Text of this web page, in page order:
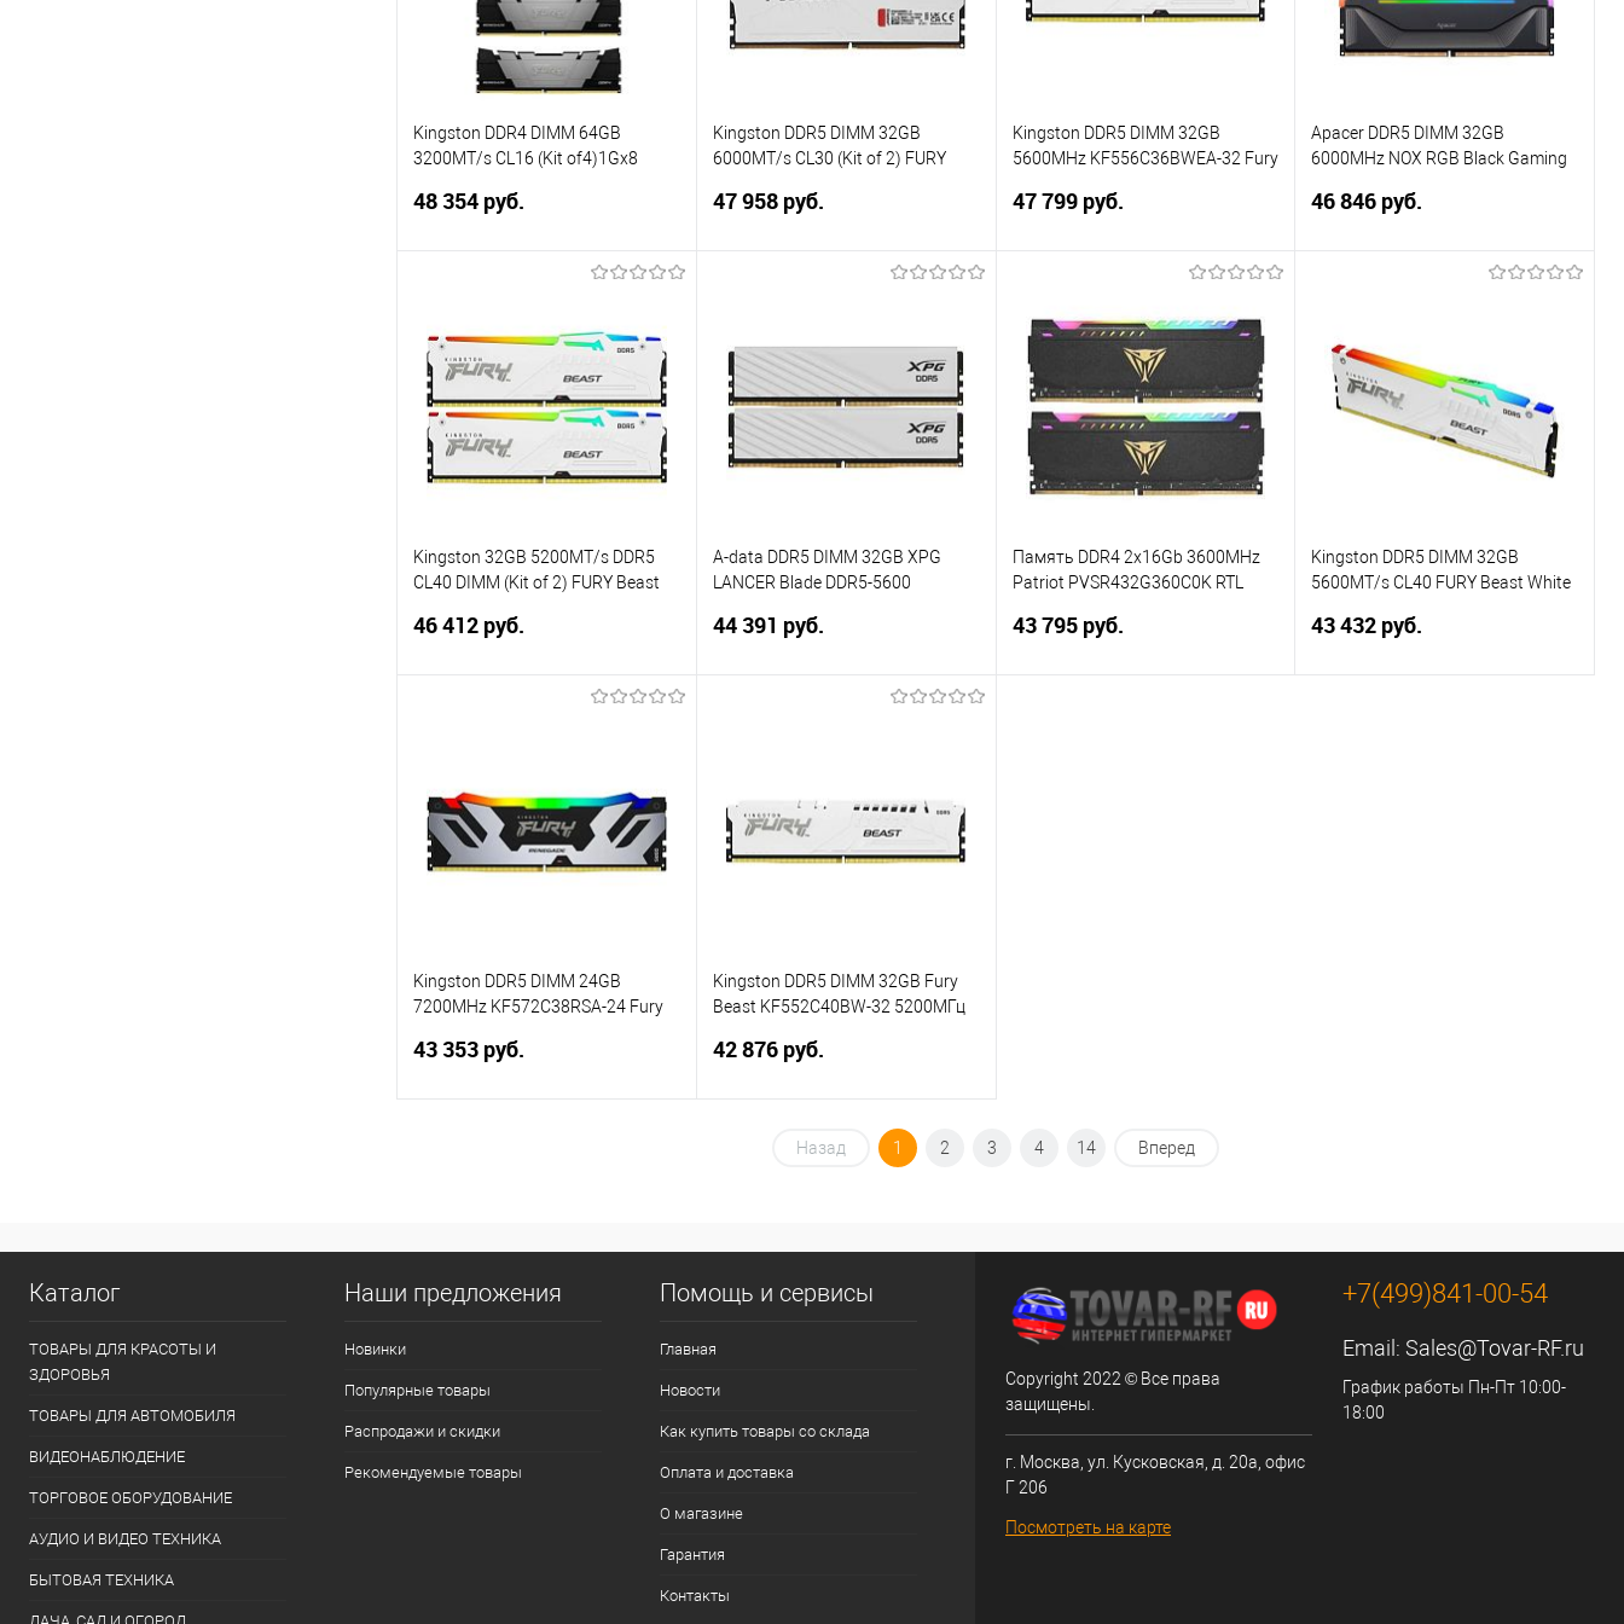
Kingston DDR4 DIMM 64GB
3200MT/s CL16 (Kit of4)1Gx8
48 354 руб.
Купить в 1 клик
Сравнение
В избранное
Kingston DDR5 DIMM 32GB
6000MT/s CL30 (Kit of 2) FURY
(KF560C30BWEK2-32)
47 958 руб.
Купить в 1 клик
Сравнение
В избранное
Kingston DDR5 DIMM 32GB
5600MHz KF556C36BWEA-32 Fury
PC5-44800 CL36 288-pin 1.25В kit
47 799 руб.
Купить в 1 клик
В избранное
Apacer DDR5 DIMM 32GB
6000MHz NOX RGB Black Gaming
(Retail) 2048*8 Heat Sink (Retail) 3
46 846 руб.
Купить в 1 клик
В избранное
Kingston 32GB 5200MT/s DDR5
CL40 DIMM (Kit of 2) FURY Beast
KF552C40BWAK2-32
46 412 руб.
Купить в 1 клик
Сравнение
В избранное
A-data DDR5 DIMM 32GB XPG
LANCER Blade DDR5-5600
CL46, 1.1V K2*16GB WHITE
44 391 руб.
В избранное
Память DDR4 2x16Gb 3600MHz
Patriot PVSR432G360C0K RTL
288-pin 1.35В dual rank
43 795 руб.
Kingston DDR5 DIMM 32GB
5600MT/s CL40 FURY Beast White
43 432 руб.
Kingston DDR5 DIMM 24GB
7200MHz KF572C38RSA-24 Fury
Gaming PC5-57600 CL38 288-pin
43 353 руб.
В избранное
Kingston DDR5 DIMM 32GB Fury
Beast KF552C40BW-32 5200МГц
42 876 руб.
В корзину
В избранное
Назад 1 2 3 4 14 Вперед
Каталог
ТОВАРЫ ДЛЯ КРАСОТЫ И
ЗДОРОВЬЯ
ТОВАРЫ ДЛЯ АВТОМОБИЛЯ
ВИДЕОНАБЛЮДЕНИЕ
ТОРГОВОЕ ОБОРУДОВАНИЕ
АУДИО И ВИДЕО ТЕХНИКА
БЫТОВАЯ ТЕХНИКА
Наши предложения
Новинки
Популярные товары
Распродажи и скидки
Рекомендуемые товары
Помощь и сервисы
Главная
Новости
Как купить товары со склада
Оплата и доставка
О магазине
Гарантия
Контакты
Copyright 2022 © Все права
защищены.
г. Москва, ул. Кусковская, д. 20а, офис
Г 206
Посмотреть на карте
+7(499)841-00-54
Email: Sales@Tovar-RF.ru
График работы Пн-Пт 10:00-
18:00